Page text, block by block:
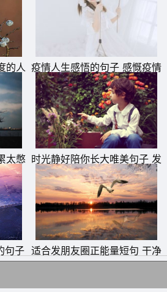
的时间，使自己变得更优秀，给别
个好的交代。
的人 疫情人生感悟的句子 感慨疫情
的说说
太憋 时光静好陪你长大唯美句子 发
朋友圈晒女儿的精美句子
句子 适合发朋友圈正能量短句 干净
励志短句